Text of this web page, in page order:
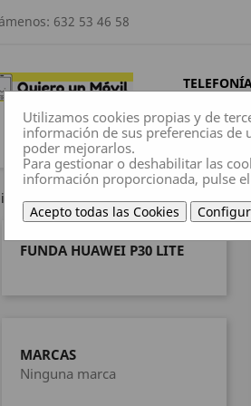
632 53 46 58
Fundas Huawei /Honor
FUNDA HUAWEI P30 LITE
MARCAS
Ninguna marca
Utilizamos cookies propias y de
información de sus preferencias
poder mejorarlos.
Para gestionar o deshabilitar las
información proporcionada, pulse
Acepto todas las Cookies